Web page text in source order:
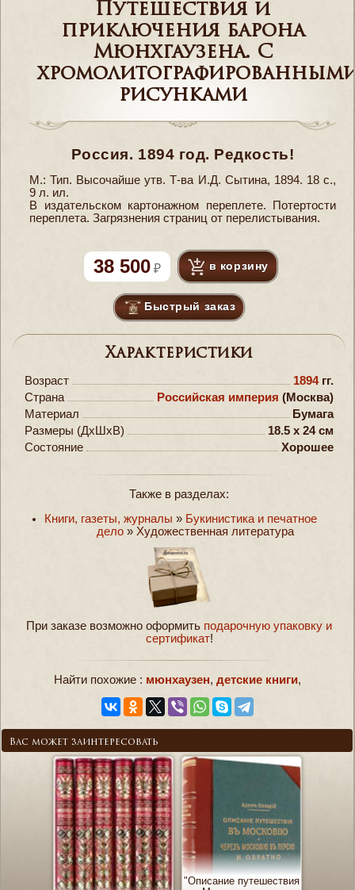
Путешествия и
приключения барона
Мюнхгаузена. С
рисунками
Россия. 1894 год. Редкость!
М.: Тип. Высочайше утв. Т-ва И.Д. Сытина, 1894. 18 с.,
9 л. ил.
В издательском картонажном переплете. Потертости
переплета. Загрязнения страниц от перелистывания.
38 500 в корзину
Быстрый заказ
Характеристики
Возраст 1894гг.
Страна
Российская империя (Москва)
Материал
Бумага
Размеры (ДxШxВ)
18.5 x 24 см
Состояние
Хорошее
Также в разделах:
Книги, газеты, журналы » Букинистика и печатное
дело» Художественная литература
При заказе возможно оформить подарочную упаковку и
сертификат!
Найти похожие : мюнхаузен, детские книги,
Вас может заинтересовать
"Описание путешествия